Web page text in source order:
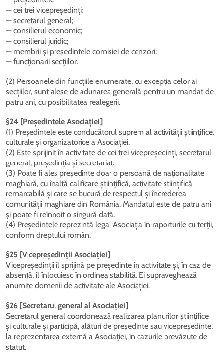
— cei trei vicepreședinți;
— secretarul general;
— consilierul economic;
— consilierul juridic;
— membrii și președintele comisiei de cenzori;
— funcționarii secțiilor.
(2) Persoanele din funcțiile enumerate, cu excepția celor ai
secțiilor, sunt alese de adunarea generală pentru un mandat de
patru ani, cu posibilitatea realegerii.
§24 [Președintele Asociației]
(1) Președintele este conducătorul suprem al activității științifice,
culturale și organizatorice a Asociației.
(2) Este sprijinit în activitate de cei trei vicepreședinți, secretarul
general, președinția și secretariat.
(3) Poate fi ales președinte doar o persoană de naționalitate
maghiară, cu înaltă calificare științifică, activitate științifică
remarcabilă și care se bucură de respectul și încrederea
comunității maghiare din România. Mandatul este de patru ani
și poate fi reînnoit o singură dată.
(4) Președintele reprezintă legal Asociația în raporturile cu terții,
conform dreptului român.
§25 [Vicepreședinții Asociației]
Vicepreședinții îl sprijină pe președinte în activitate și, în caz de
absență, îl înlocuiesc în ordinea stabilită. Ei supraveghează
anumite domenii de activitate ale Asociației.
§26 [Secretarul general al Asociației]
Secretarul general coordonează realizarea planurilor științifice
și culturale și participă, alături de președinte sau vicepreședinte,
la reprezentarea externă a Asociației, în cazurile prevăzute de
statut.